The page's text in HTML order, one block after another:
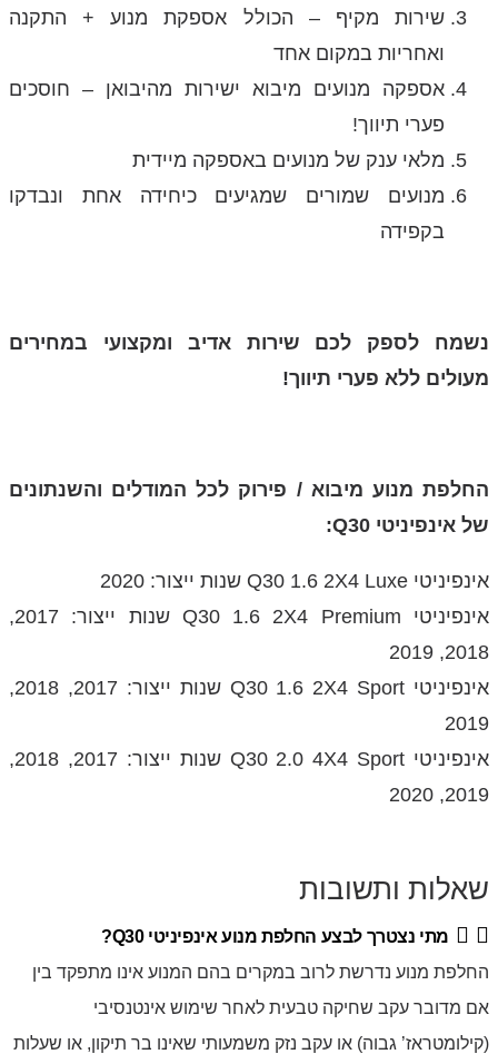
שירות מקיף – הכולל אספקת מנוע + התקנה
ואחריות במקום אחד
אספקה מנועים מיבוא ישירות מהיבואן – חוסכים
פערי תיווך!
מלאי ענק של מנועים באספקה מיידית
מנועים שמורים שמגיעים כיחידה אחת ונבדקו
בקפידה
נשמח לספק לכם שירות אדיב ומקצועי במחירים
מעולים ללא פערי תיווך!
החלפת מנוע מיבוא / פירוק לכל המודלים והשנתונים
של אינפיניטי Q30:
אינפיניטי Q30 1.6 2X4 Luxe שנות ייצור: 2020
אינפיניטי Q30 1.6 2X4 Premium שנות ייצור: 2017,
2018, 2019
אינפיניטי Q30 1.6 2X4 Sport שנות ייצור: 2017, 2018,
2019
אינפיניטי Q30 2.0 4X4 Sport שנות ייצור: 2017, 2018,
2019, 2020
שאלות ותשובות
מתי נצטרך לבצע החלפת מנוע אינפיניטי Q30?
החלפת מנוע נדרשת לרוב במקרים בהם המנוע אינו מתפקד בין
אם מדובר עקב שחיקה טבעית לאחר שימוש אינטנסיבי
(קילומטראז’ גבוה) או עקב נזק משמעותי שאינו בר תיקון, או שעלות